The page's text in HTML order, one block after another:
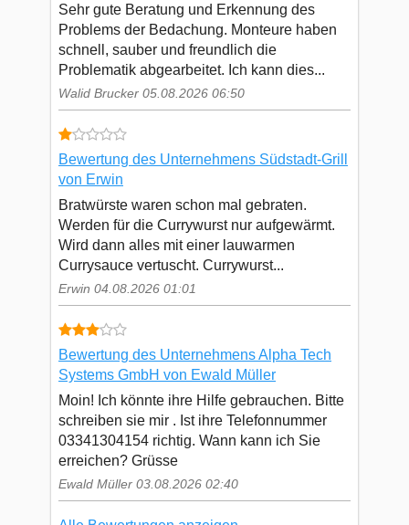
Sehr gute Beratung und Erkennung des
Problems der Bedachung. Monteure haben
schnell, sauber und freundlich die
Problematik abgearbeitet. Ich kann dies...
Walid Brucker 05.08.2026 06:50
Bewertung des Unternehmens Südstadt-Grill
von Erwin
Bratwürste waren schon mal gebraten.
Werden für die Currywurst nur aufgewärmt.
Wird dann alles mit einer lauwarmen
Currysauce vertuscht. Currywurst...
Erwin 04.08.2026 01:01
Bewertung des Unternehmens Alpha Tech
Systems GmbH von Ewald Müller
Moin! Ich könnte ihre Hilfe gebrauchen. Bitte
schreiben sie mir . Ist ihre Telefonnummer
03341304154 richtig. Wann kann ich Sie
erreichen? Grüsse
Ewald Müller 03.08.2026 02:40